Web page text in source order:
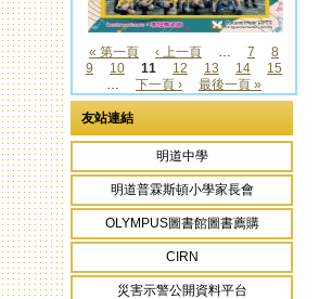
頁面
« 第一頁 ‹ 上一頁 … 7
8
9
10 11 12 13 14
15
…
下一頁 › 最後一頁 »
友站連結
明道中學
明道普霖斯頓小學家長會
OLYMPUS圖書館圖書薦購
CIRN
災害示警公開資料平台